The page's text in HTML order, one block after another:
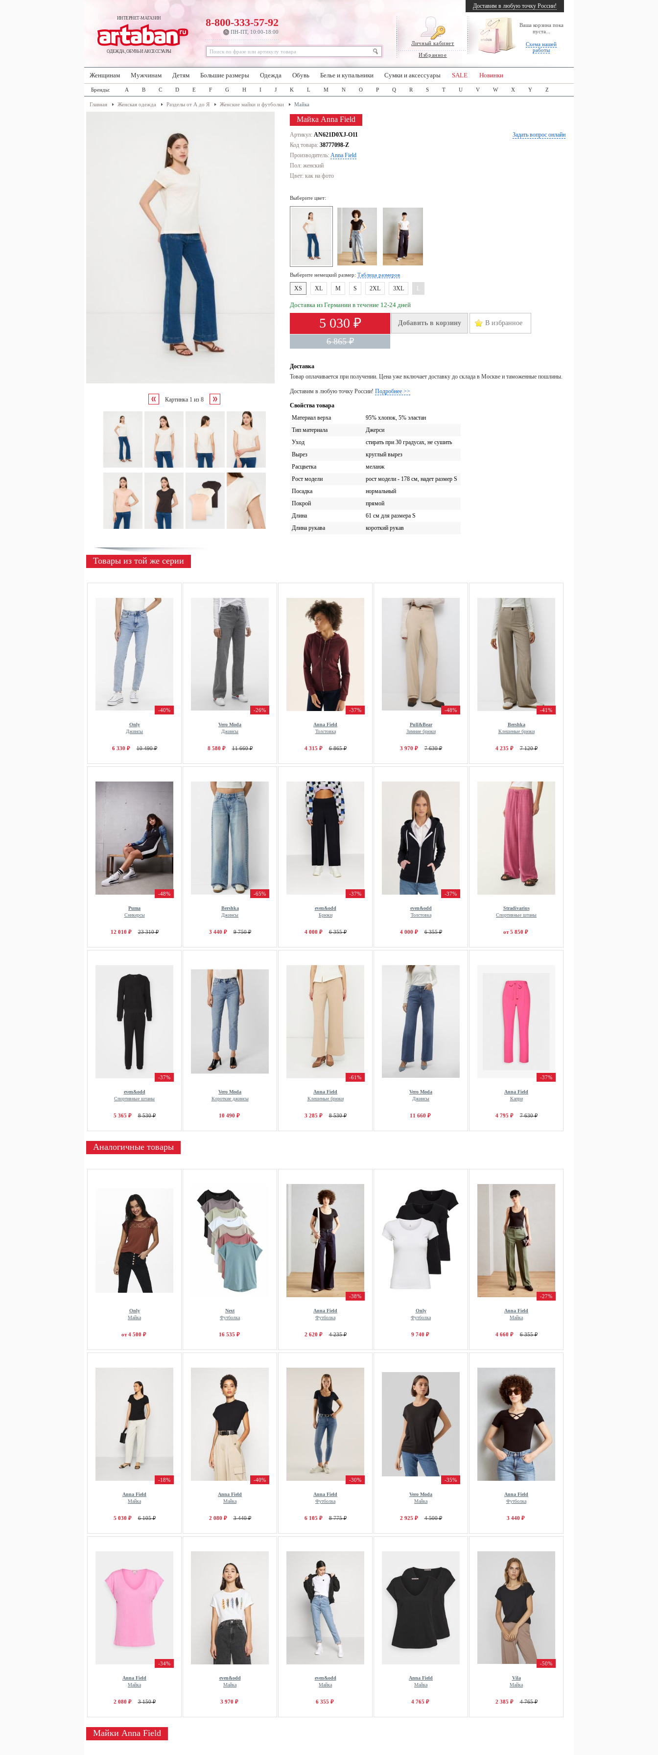
ИНТЕРНЕТ-МАГАЗИН
ОДЕЖДА, ОБУВЬ И АКСЕССУАРЫ
Личный кабинет
Избранное
Ваша корзина пока
пуста...
Схема нашей
работы
8-800-333-57-92
ПН-ПТ, 10:00-18:00
Доставим в любую точку России!
Женщинам Мужчинам Детям Большие размеры Одежда Обувь Белье и купальники Сумки и аксессуары SALE Новинки
Бренды: A B C D E F G H I J K L M N O P Q R S T U V W X Y Z
Главная Женская одежда Разделы от А до Я Женские майки и футболки Майка
Картинка 1 из 8
Майка Anna Field
Задать вопрос онлайн
Артикул: AN621D0XJ-O11
Код товара: 38777098-Z
Производитель: Anna Field
Пол: женский
Цвет: как на фото
Выберите цвет:
Выберите немецкий размер: Таблица размеров
XS XL M S 2XL 3XL
Доставка из Германии в течение 12-24 дней
5 030 ₽ Добавить в корзину В избранное
6 865 ₽
Доставка
Товар оплачивается при получении. Цена уже включает доставку до склада в Москве и таможенные пошлины.
Доставим в любую точку России! Подробнее >>
Свойства товара
Материал верха
95% хлопок, 5% эластан
Тип материала
Джерси
Уход
стирать при 30 градусах, не сушить
Вырез
круглый вырез
Расцветка
меланж
Рост модели
рост модели - 178 см, надет размер S
Посадка
нормальный
Покрой
прямой
Длина
61 см для размера S
Длина рукава
короткий рукав
Товары из той же серии
-40%
Only
Джинсы
6 330 ₽ 10 490 ₽
-26%
Vero Moda
Джинсы
8 580 ₽ 11 660 ₽
-37%
Anna Field
Толстовка
4 315 ₽ 6 865 ₽
-48%
Pull&Bear
Зимние брюки
3 970 ₽ 7 630 ₽
-41%
Bershka
Клешеные брюки
4 235 ₽ 7 120 ₽
-48%
Puma
Сникерсы
12 010 ₽ 23 310 ₽
-65%
Bershka
Джинсы
3 440 ₽ 9 750 ₽
-37%
even&odd
Брюки
4 000 ₽ 6 355 ₽
-37%
even&odd
Толстовка
4 000 ₽ 6 355 ₽
Stradivarius
Спортивные штаны
от 5 850 ₽
-37%
even&odd
Спортивные штаны
5 365 ₽ 8 530 ₽
Vero Moda
Короткие джинсы
10 490 ₽
-61%
Anna Field
Клешеные брюки
3 285 ₽ 8 530 ₽
Vero Moda
Джинсы
11 660 ₽
-37%
Anna Field
Капри
4 795 ₽ 7 630 ₽
Аналогичные товары
Only
Майка
от 4 500 ₽
Next
Футболка
16 535 ₽
-38%
Anna Field
Футболка
2 620 ₽ 4 235 ₽
Only
Футболка
9 740 ₽
-27%
Anna Field
Майка
4 660 ₽ 6 355 ₽
-18%
Anna Field
Майка
5 030 ₽ 6 105 ₽
-40%
Anna Field
Майка
2 080 ₽ 3 440 ₽
-30%
Anna Field
Футболка
6 105 ₽ 8 775 ₽
-35%
Vero Moda
Майка
2 925 ₽ 4 500 ₽
Anna Field
Футболка
3 440 ₽
-34%
Anna Field
Майка
2 080 ₽ 3 150 ₽
even&odd
Майка
3 970 ₽
even&odd
Майка
6 355 ₽
Anna Field
Майка
4 765 ₽
-50%
Vila
Майка
2 385 ₽ 4 765 ₽
Майки Anna Field